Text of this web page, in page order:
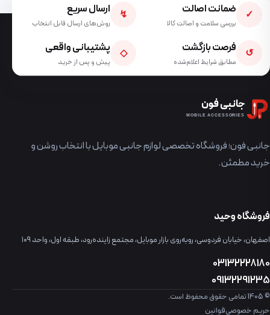
✓ ضمانت اصالت
بررسی سلامت و اصالت کالا
↯ ارسال سریع
روش‌های ارسال قابل انتخاب
↺ فرصت بازگشت
مطابق شرایط اعلام‌شده
◇ پشتیبانی واقعی
پیش و پس از خرید
جانبی فون
MOBILE ACCESSORIES
جانبی فون؛ فروشگاه تخصصی لوازم جانبی موبایل با انتخاب روشن و
خرید مطمئن.
فروشگاه وحید
اصفهان، خیابان فردوسی، روبه‌روی بازار موبایل، مجتمع زاینده‌رود، طبقه اول، واحد ۱۰۹
03132228180
09132291235
© 1405 تمامی حقوق محفوظ است.
حریم خصوصیقوانین